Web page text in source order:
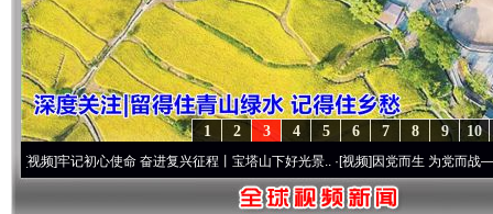
10
9
8
7
6
5
4
3
2
1
初心使命 奋进复兴征程丨宝塔山下好光景..·[视频]因党而生 为党而战——百年“纪”